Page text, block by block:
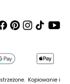
Kopiowanie i